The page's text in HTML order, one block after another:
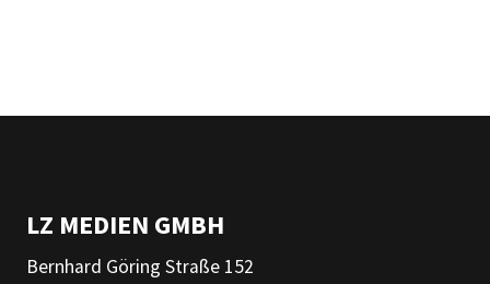
LZ MEDIEN GMBH
Bernhard Göring Straße 152